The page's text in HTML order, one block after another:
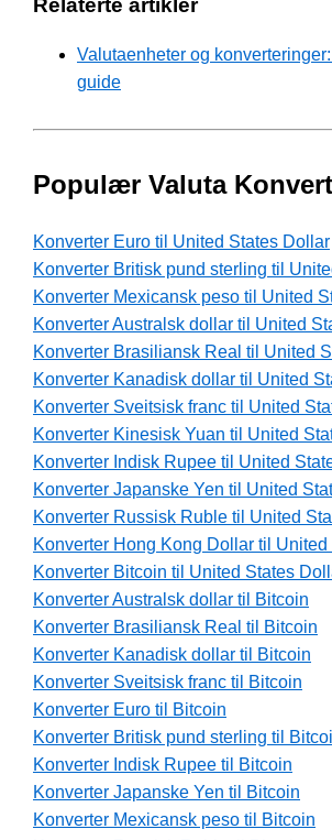
Valutaenheter og
guide
Populær Valuta
Konverter Euro til United States Dollar
Konverter Britisk pund sterling til
Konverter Mexicansk peso til United
Konverter Australsk dollar til United
Konverter Brasiliansk Real til United
Konverter Kanadisk dollar til United
Konverter Sveitsisk franc til United
Konverter Kinesisk Yuan til United
Konverter Indisk Rupee til United
Konverter Japanske Yen til United
Konverter Russisk Ruble til United
Konverter Hong Kong Dollar til
Konverter Bitcoin til United States
Konverter Australsk dollar til Bitcoin
Konverter Brasiliansk Real til Bitcoin
Konverter Kanadisk dollar til Bitcoin
Konverter Sveitsisk franc til Bitcoin
Konverter Euro til Bitcoin
Konverter Britisk pund sterling til
Konverter Indisk Rupee til Bitcoin
Konverter Japanske Yen til Bitcoin
Konverter Mexicansk peso til Bitcoin